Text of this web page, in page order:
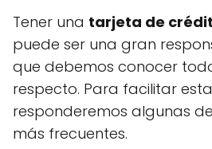
Tener una tarjeta de
puede ser una gran
que debemos conocer
respecto. Para facilitar
responderemos algunas
más frecuentes.